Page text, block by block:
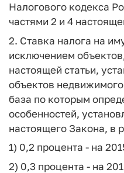
Налогового кодекса
частями 2 и 4
2. Ставка налога на
исключением
настоящей статьи,
объектов
база по которым
особенностей,
настоящего Закона, в
1) 0,2 процента - на
2) 0,3 процента - на